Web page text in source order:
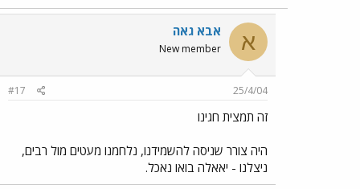
א אבא גאה
New member
25/4/04
#17
זה תמצית חגינו
היה צורר שניסה להשמידנו, נלחמנו מעטים מול רבים,
ניצלנו - יאאלה בואו נאכל.